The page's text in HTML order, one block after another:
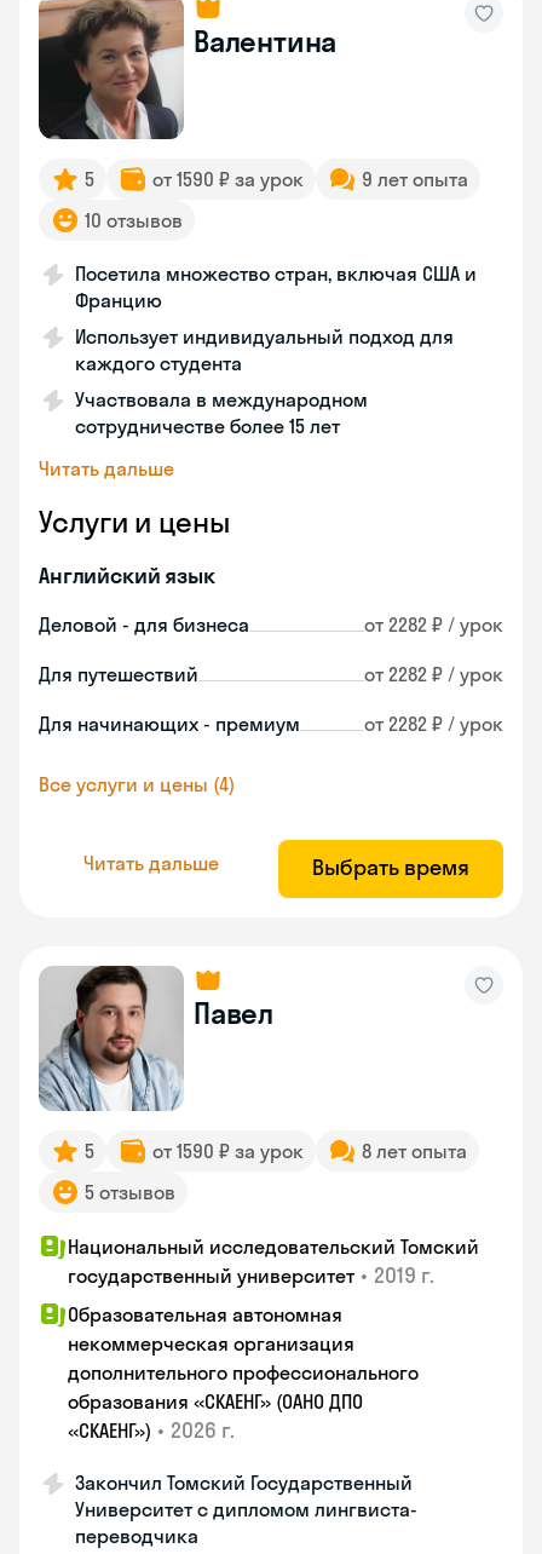
Валентина
5 от 1590 ₽ за урок
9 лет опыта
10 отзывов
Посетила множество стран, включая США и
Францию
Использует индивидуальный подход для
каждого студента
Участвовала в международном
сотрудничестве более 15 лет
Читать дальше
Услуги и цены
Английский язык
Деловой - для бизнеса от 2282 ₽ / урок
Для путешествий от 2282 ₽ / урок
Для начинающих - премиум от 2282 ₽ / урок
Все услуги и цены (4)
Читать дальше Выбрать время
Павел
5 от 1590 ₽ за урок
8 лет опыта
5 отзывов
Национальный исследовательский Томский
государственный университет • 2019 г.
Образовательная автономная
некоммерческая организация
дополнительного профессионального
образования «СКАЕНГ» (ОАНО ДПО
«СКАЕНГ») • 2026 г.
Закончил Томский Государственный
Университет с дипломом лингвиста-
переводчика